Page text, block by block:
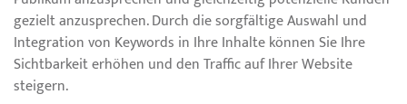
gezielt anzusprechen. Durch die sorgfältige Auswahl und
Integration von Keywords in Ihre Inhalte können Sie Ihre
Sichtbarkeit erhöhen und den Traffic auf Ihrer Website
steigern.